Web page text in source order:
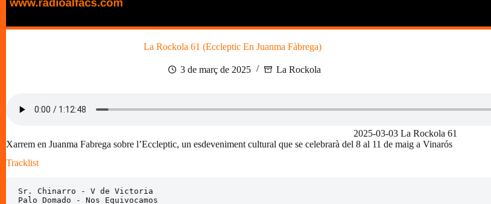
La Rockola 61 (Eccleptic En Juanma Fàbrega)
3 de març de 2025 La Rockola
2025-03-03 La Rockola 61
Xarrem en Juanma Fabrega sobre l’Eccleptic, un esdeveniment cultural que se celebrarà del 8 al 11 de maig a Vinarós
Tracklist
Sr. Chinarro - V de Victoria
Palo Domado - Nos Equivocamos